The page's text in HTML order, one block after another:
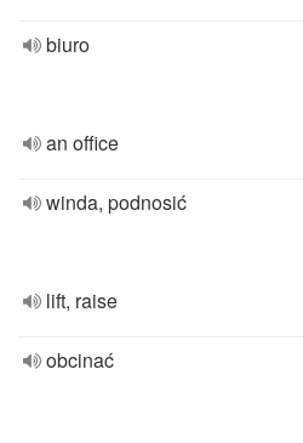
biuro
an office
winda, podnosić
lift, raise
obcinać